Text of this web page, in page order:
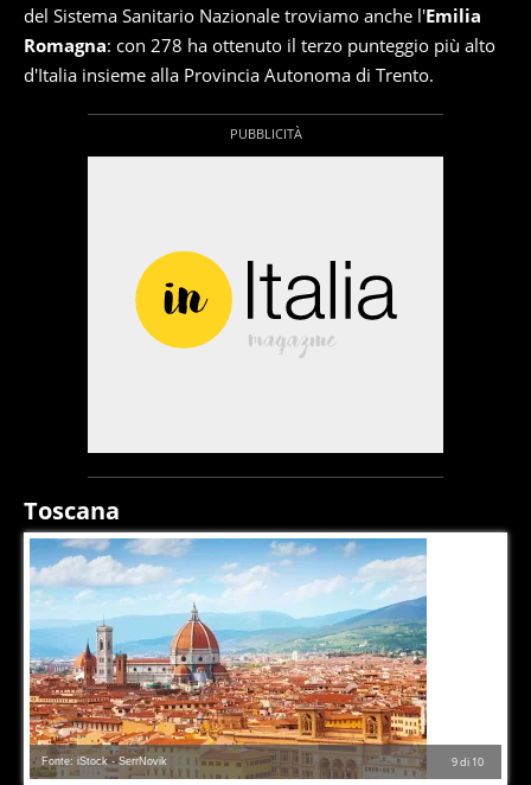
del Sistema Sanitario Nazionale troviamo anche l'Emilia
Romagna: con 278 ha ottenuto il terzo punteggio più alto
d'Italia insieme alla Provincia Autonoma di Trento.
Toscana
9di 10
Fonte: iStock - SerrNovik